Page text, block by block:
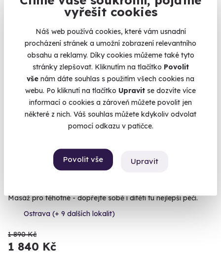
vyřešit cookies
Náš web používá cookies, které vám usnadní
procházení stránek a umožní zobrazení relevantního
obsahu a reklamy. Díky cookies můžeme také tyto
stránky zlepšovat. Kliknutím na tlačítko Povolit
vše nám dáte souhlas s použitím všech cookies na
webu. Po kliknutí na tlačítko Upravit se dozvíte více
informací o cookies a zároveň můžete povolit jen
některé z nich. Váš souhlas můžete kdykoliv odvolat
pomocí odkazu v patičce.
Povolit vše Upravit
(+ 28 dalších lokalit)
1 899 Kč
Masáž pro těhotné - dopřejte sobě i dítěti tu nejlepší péči.
Ostrava (+ 9 dalších lokalit)
1 890 Kč
1 840 Kč